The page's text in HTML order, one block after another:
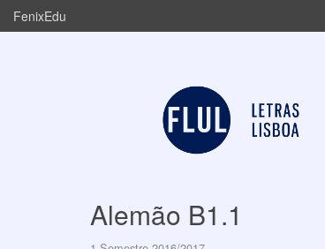
FenixEdu
Alemão B1.1